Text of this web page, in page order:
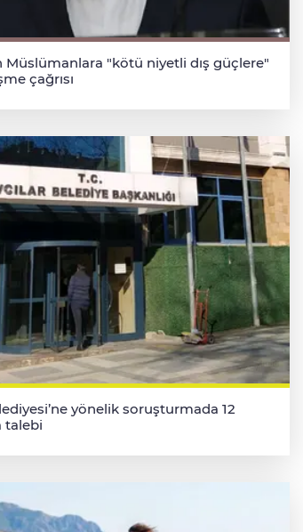
Müslümanlara "kötü niyetli dış güçlere"
çağrısı
yönelik soruşturmada 12
talebi